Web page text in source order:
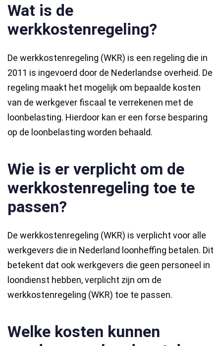
Wat is de
werkkostenregeling?
De werkkostenregeling (WKR) is een regeling die in
2011 is ingevoerd door de Nederlandse overheid. De
regeling maakt het mogelijk om bepaalde kosten
van de werkgever fiscaal te verrekenen met de
loonbelasting. Hierdoor kan er een forse besparing
op de loonbelasting worden behaald.
Wie is er verplicht om de
werkkostenregeling toe te
passen?
De werkkostenregeling (WKR) is verplicht voor alle
werkgevers die in Nederland loonheffing betalen. Dit
betekent dat ook werkgevers die geen personeel in
loondienst hebben, verplicht zijn om de
werkkostenregeling (WKR) toe te passen.
Welke kosten kunnen